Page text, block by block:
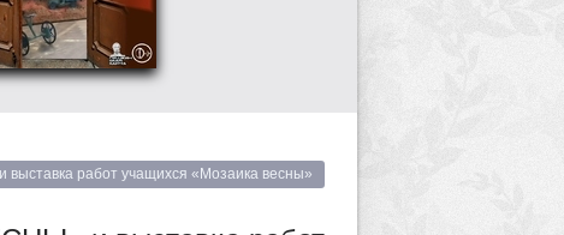
работ учащихся «Мозаика весны»